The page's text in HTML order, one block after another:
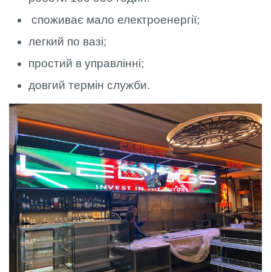
споживає мало електроенергії;
легкий по вазі;
простий в управлінні;
довгий термін служби.